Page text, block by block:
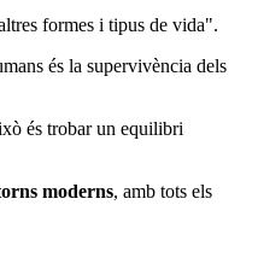
formes i tipus de vida".
és la supervivència dels
és trobar un equilibri
moderns, amb tots els